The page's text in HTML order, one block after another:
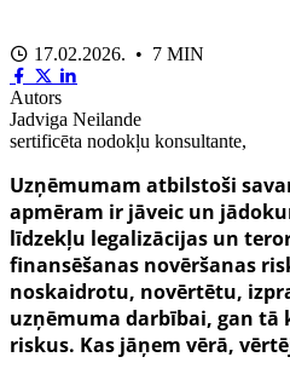
17.02.2026. • 7 MIN
Autors
Jadviga Neilande
sertificēta nodokļu konsultante,
Uzņēmumam atbilstoši
apmēram ir jāveic un
līdzekļu legalizācijas un
finansēšanas novēršanas
noskaidrotu, novērtētu,
uzņēmuma darbībai, gan
riskus. Kas jāņem vērā,